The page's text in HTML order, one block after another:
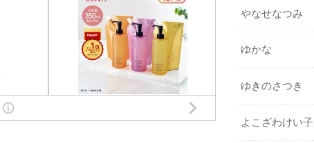
やなせなつみ
ゆかな
ゆきのさつき
よこざわけい子